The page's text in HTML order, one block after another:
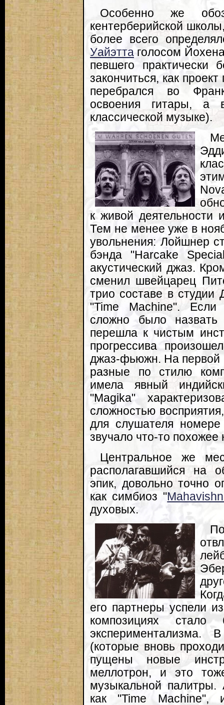
Особенно же
кентерберийской
более всего
Уайэтта голосом
певшего практически
закончиться, как
перебрался во
освоения гитары, а
классической музыке).
к живой деятельности
Тем не менее уже в
увольнения: Лойшнер
бэнда "Harcake
акустический джаз.
сменил швейцарец
трио составе в студии
"Time Machine".
сложно было
перешла к чистым
прогрессива
джаз-фьюжн. На первой
разные по стилю
имела явный
"Magika"
сложностью
для слушателя
звучало что-то
Центральное же
располагавшийся на
эпик, довольно точно
как симбиоз "
духовых.
его партнеры успели
композициях
экспериментализма.
(которые вновь
пущены новые
меллотрон, и это
музыкальной
как "Time Machine",